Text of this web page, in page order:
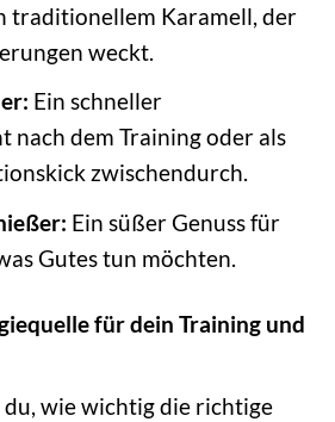
traditionellem Karamell, der
weckt.
Ein schneller
nach dem Training oder als
zwischendurch.
Ein süßer Genuss für
Gutes tun möchten.
für dein Training und
wie wichtig die richtige